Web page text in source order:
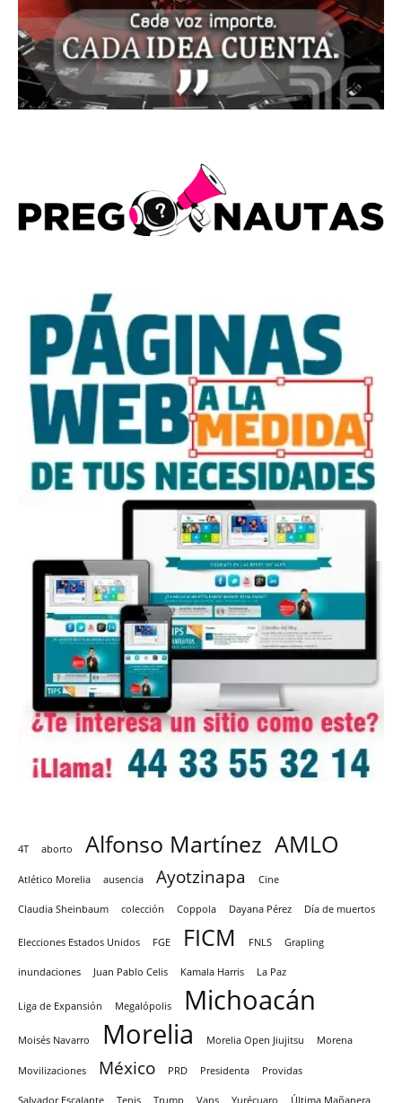
4T aborto Alfonso Martínez AMLO
Atlético Morelia ausencia Ayotzinapa Cine
Claudia Sheinbaum colección Coppola Dayana Pérez Día de muertos
Elecciones Estados Unidos FGE FICM FNLS Grapling
inundaciones Juan Pablo Celis Kamala Harris La Paz
Liga de Expansión Megalópolis Michoacán
Moisés Navarro Morelia Morelia Open Jiujitsu Morena
Movilizaciones México PRD Presidenta Providas
Salvador Escalante Tenis Trump Vans Yurécuaro Última Mañanera